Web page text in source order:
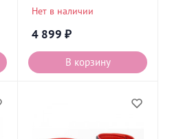
Нет в наличии
4 899 ₽
В корзину